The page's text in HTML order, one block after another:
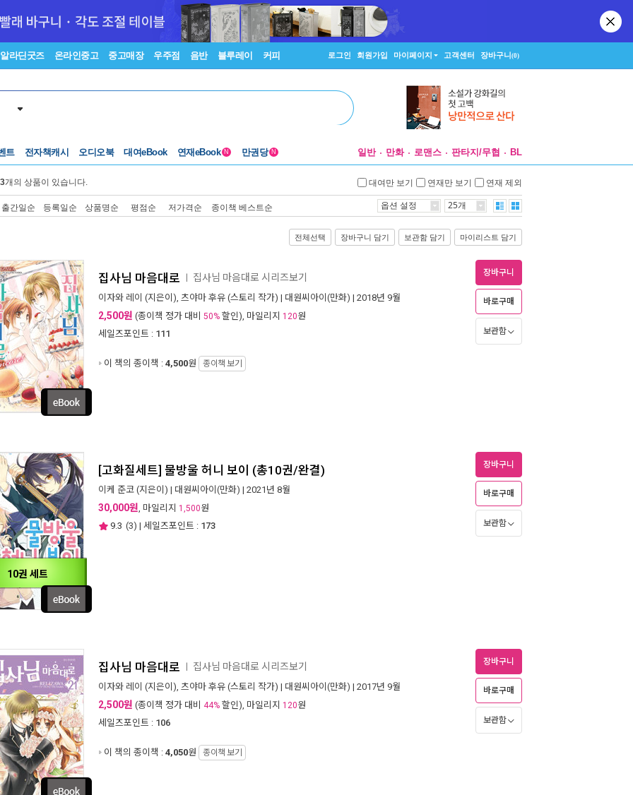
알라딘굿즈 온라인중고 중고매장 우주점 음반 블루레이 커피 로그인 회원가입 마이페이지 고객센터 장바구니(0)
트 전자책캐시 오디오북 대여eBook 연재eBook N 만권당 N 일반 만화 로맨스 판타지/무협 BL
개의 상품이 있습니다. 대여만 보기 연재만 보기 연재 제외
출간일순 등록일순 상품명순 평점순 저가격순 종이책 베스트순 옵션 설정 25개
전체선택 장바구니 담기 보관함 담기 마이리스트 담기
집사님 마음대로 집사님 마음대로 시리즈보기
이자와 레이 (지은이), 츠야마 후유 (스토리 작가) | 대원씨아이(만화) | 2018년 9월
2,500원 (종이책 정가 대비 50% 할인), 마일리지 120원
세일즈포인트 : 111
이 책의 종이책 : 4,500원 종이책 보기
장바구니
바로구매
보관함
10권 세트
[고화질세트] 물방울 허니 보이 (총10권/완결)
이케 준코 (지은이) | 대원씨아이(만화) | 2021년 8월
30,000원, 마일리지 1,500원
9.3 (3) | 세일즈포인트 : 173
장바구니
바로구매
보관함
집사님 마음대로 집사님 마음대로 시리즈보기
이자와 레이 (지은이), 츠야마 후유 (스토리 작가) | 대원씨아이(만화) | 2017년 9월
2,500원 (종이책 정가 대비 44% 할인), 마일리지 120원
세일즈포인트 : 106
이 책의 종이책 : 4,050원 종이책 보기
장바구니
바로구매
보관함